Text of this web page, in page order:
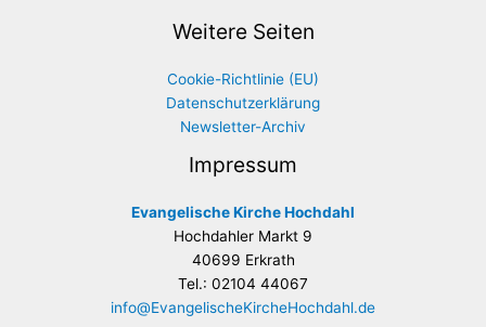
Weitere Seiten
Cookie-Richtlinie (EU)
Datenschutzerklärung
Newsletter-Archiv
Impressum
Evangelische Kirche Hochdahl
Hochdahler Markt 9
40699 Erkrath
Tel.: 02104 44067
info@EvangelischeKircheHochdahl.de